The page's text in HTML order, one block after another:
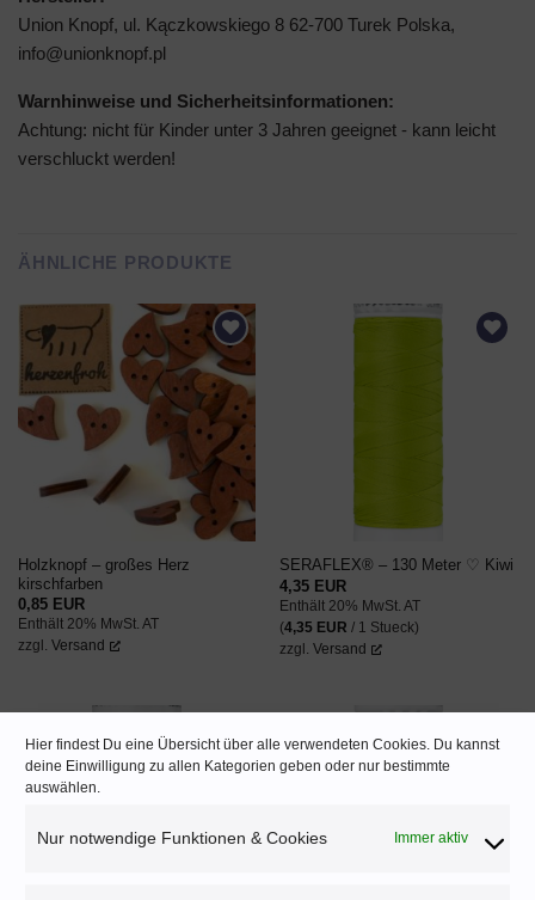
Hier findest Du eine Übersicht über alle verwendeten Cookies. Du kannst
deine Einwilligung zu allen Kategorien geben oder nur bestimmte
auswählen.
Nur notwendige Funktionen & Cookies Immer aktiv
Union Knopf, ul. Kączkowskiego 8 62-700 Turek Polska,
info@unionknopf.pl
Warnhinweise und Sicherheitsinformationen:
Achtung: nicht für Kinder unter 3 Jahren geeignet - kann leicht
verschluckt werden!
ÄHNLICHE PRODUKTE
AUF DEN
WUNSCHZETTEL
Holzknopf – großes Herz
kirschfarben
0,85 EUR
Enthält 20% MwSt. AT
zzgl. Versand
AUF DEN
SERAFLEX® – 130 Meter ♡ Kiwi
4,35 EUR
Enthält 20% MwSt. AT
(4,35 EUR / 1 Stueck)
zzgl. Versand
AUF DEN
AUF DEN